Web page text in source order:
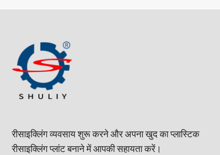
रीसाइक्लिंग व्यवसाय शुरू करने और अपना खुद का प्लास्टिक
रीसाइक्लिंग प्लांट बनाने में आपकी सहायता करें।